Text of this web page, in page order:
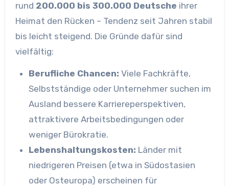
rund 200.000 bis 300.000 Deutsche ihrer
Heimat den Rücken – Tendenz seit Jahren stabil
bis leicht steigend. Die Gründe dafür sind
vielfältig:
Berufliche Chancen: Viele Fachkräfte,
Selbstständige oder Unternehmer suchen im
Ausland bessere Karriereperspektiven,
attraktivere Arbeitsbedingungen oder
weniger Bürokratie.
Lebenshaltungskosten: Länder mit
niedrigeren Preisen (etwa in Südostasien
oder Osteuropa) erscheinen für